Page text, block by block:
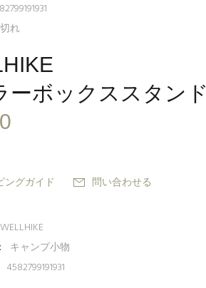
れ
ーボックススタンド
ングガイド 問い合わせる
WELLHIKE
キャンプ小物
4582799191931